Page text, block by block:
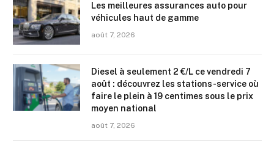
Les meilleures assurances auto pour
véhicules haut de gamme
août 7, 2026
Diesel à seulement 2 €/L ce vendredi 7
août : découvrez les stations-service où
faire le plein à 19 centimes sous le prix
moyen national
août 7, 2026